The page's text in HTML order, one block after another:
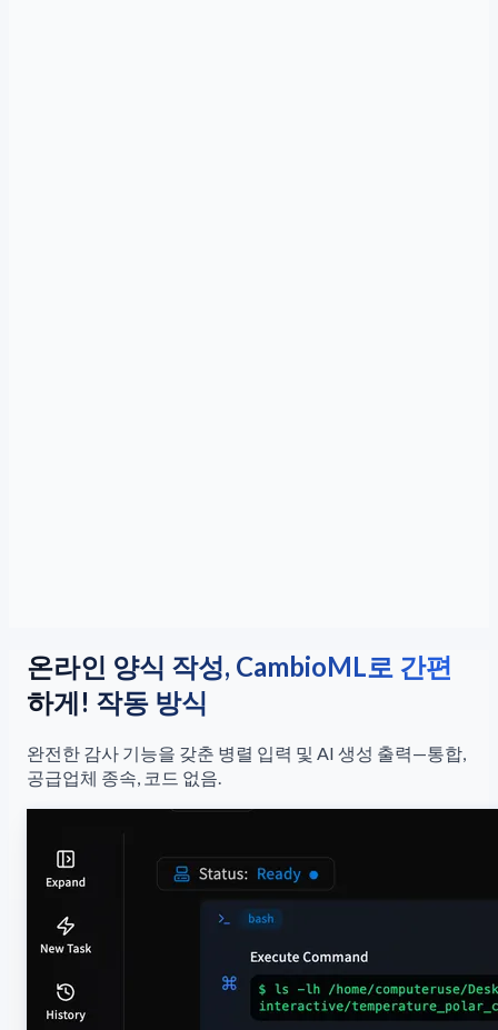
온라인 양식 작성, CambioML로 간편
하게! 작동 방식
완전한 감사 기능을 갖춘 병렬 입력 및 AI 생성 출력—통합,
공급업체 종속, 코드 없음.